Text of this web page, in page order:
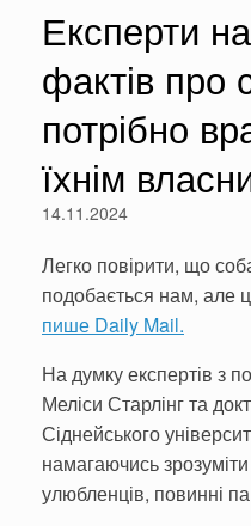
Експерти
фактів про
потрібно
їхнім
14.11.2024
Легко повірити, що
подобається нам, але
пише Daily Mail.
На думку експертів з
Меліси Старлінг та
Сіднейського
намагаючись
улюбленців, повинні